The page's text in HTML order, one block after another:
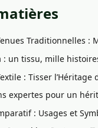
Traditionnelles
: un tissu, mille
: Tisser
expertes pour un
: Usages et